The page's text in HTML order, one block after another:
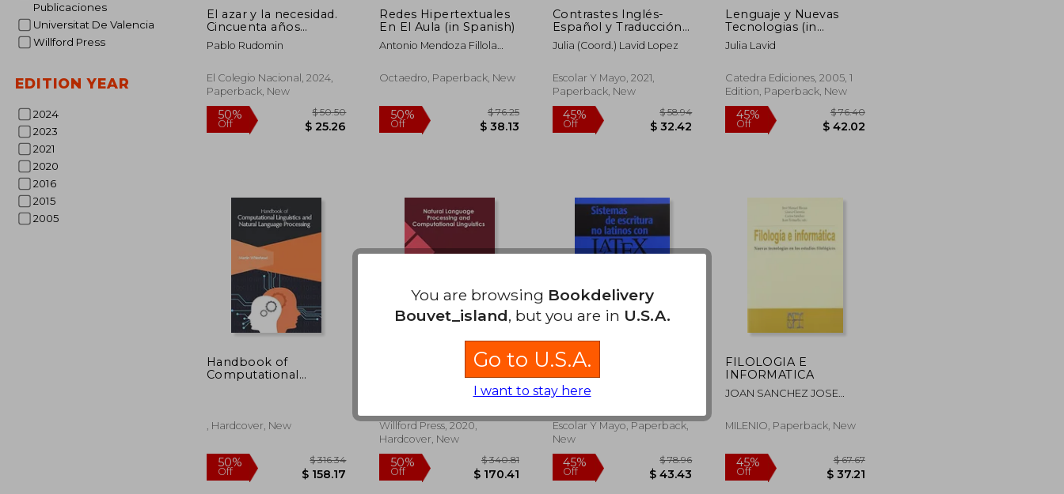
Publicaciones
Universitat De Valencia
Willford Press
EDITION YEAR
2024
2023
2021
2020
2016
2015
2005
El azar y la necesidad.
Cincuenta años
después (in Spanish)
Pablo Rudomin
El Colegio Nacional, 2024,
Paperback, New
50%
Redes Hipertextuales
En El Aula (in Spanish)
Antonio Mendoza Fillola
Fortún Osvaldo Cleger
Octaedro, Paperback, New
50%
$ 38.13
Contrastes Inglés-
Español y Traducción:
Estudios Basados en
Corpus (in Spanish)
Julia (Coord.) Lavid Lopez
Escolar Y Mayo, 2021,
Paperback, New
45%
Off $ 32.42
Lenguaje y Nuevas
Tecnologias (in
Spanish)
Julia Lavid
Catedra Ediciones, 2005, 1
Edition, Paperback, New
Off
Handbook of
Computational
, Hardcover, New
Natural Language
Processing and
Willford Press, 2020,
Hardcover, New
Sistemas de escritura
no latinos con latex -
Volumen 1 (Cuadernos
de filosofía)
García Buendía Emilio
Escolar Y Mayo, Paperback,
New
FILOLOGIA E
INFORMATICA
JOAN SANCHEZ JOSE
CLAVERIA - CARLOS Y
TORRUELLA
MILENIO, Paperback, New
You are browsing Bookdelivery
Bouvet_island, but you are in U.S.A.
Go to U.S.A.
I want to stay here